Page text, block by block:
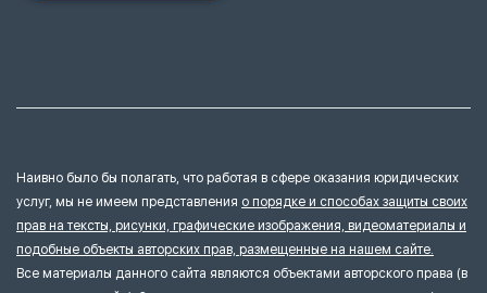
Наивно было бы полагать, что работая в сфере оказания юридических
услуг, мы не имеем представления о порядке и способах защиты своих
прав на тексты, рисунки, графические изображения, видеоматериалы и
подобные объекты авторских прав, размещенные на нашем сайте.
Все материалы данного сайта являются объектами авторского права (в